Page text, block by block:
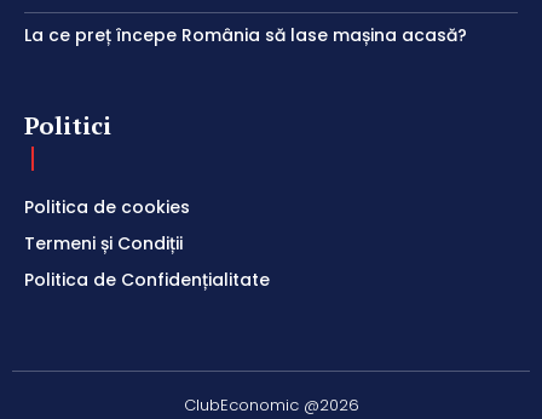
La ce preț începe România să lase mașina acasă?
Politici
Politica de cookies
Termeni și Condiții
Politica de Confidențialitate
ClubEconomic @2026